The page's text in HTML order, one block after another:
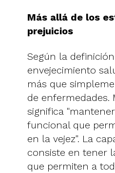
Más allá de los
prejuicios
Según la
envejecimiento
más que
de enfermedades.
significa
funcional que
en la vejez". La
consiste en tener
que permiten a